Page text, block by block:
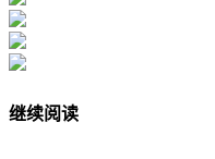
继续阅读